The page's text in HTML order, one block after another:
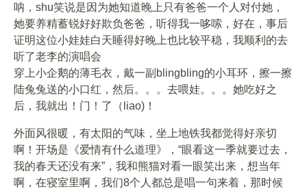
呐，shu笑说是因为她知道晚上只有爸爸一个人对付她，
她要养精蓄锐好好欺负爸爸，听得我一哆嗦，好在，事后
证明这位小娃娃白天睡得好晚上也比较平稳，我顺利的去
听了老李的演唱会
穿上小企鹅的薄毛衣，戴一副blingbling的小耳环，擦一擦
陆兔兔送的小口红，然后。。。去喂娃。。。她吃好之
后，我就出！门！了（liao)！
外面风很暖，有太阳的气味，坐上地铁我都觉得好亲切
啊！开场是《爱情有什么道理》，“眼看这一季就要过去，
我的春天还没有来”，我和熊猫对看一眼笑出来，想当年
啊，在寝室里啊，我们8个人都总是唱一句来着，那时候